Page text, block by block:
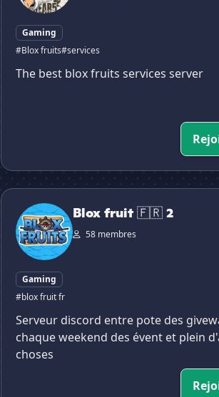
Gaming
#Blox fruits#services
The best blox fruits services server
Blox fruit 🇫🇷 2
Blox fruit 🇫🇷 2
58 membres
Gaming
#blox fruit fr
Serveur discord entre pote des
chaque weekend des évent et plein
choses